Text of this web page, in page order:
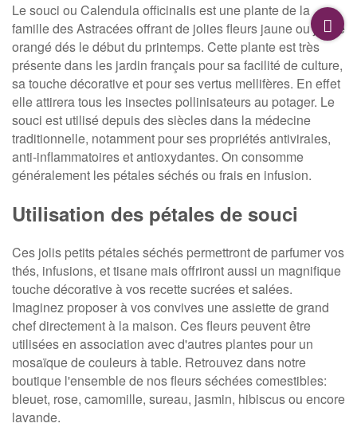
Le souci ou Calendula officinalis est une plante de la
famille des Astracées offrant de jolies fleurs jaune ou jaune
orangé dés le début du printemps. Cette plante est très
présente dans les jardin français pour sa facilité de culture,
sa touche décorative et pour ses vertus mellifères. En effet
elle attirera tous les insectes pollinisateurs au potager. Le
souci est utilisé depuis des siècles dans la médecine
traditionnelle, notamment pour ses propriétés antivirales,
anti-inflammatoires et antioxydantes. On consomme
généralement les pétales séchés ou frais en infusion.
Utilisation des pétales de souci
Ces jolis petits pétales séchés permettront de parfumer vos
thés, infusions, et tisane mais offriront aussi un magnifique
touche décorative à vos recette sucrées et salées.
Imaginez proposer à vos convives une assiette de grand
chef directement à la maison. Ces fleurs peuvent être
utilisées en association avec d'autres plantes pour un
mosaïque de couleurs à table. Retrouvez dans notre
boutique l'ensemble de nos fleurs séchées comestibles:
bleuet, rose, camomille, sureau, jasmin, hibiscus ou encore
lavande.